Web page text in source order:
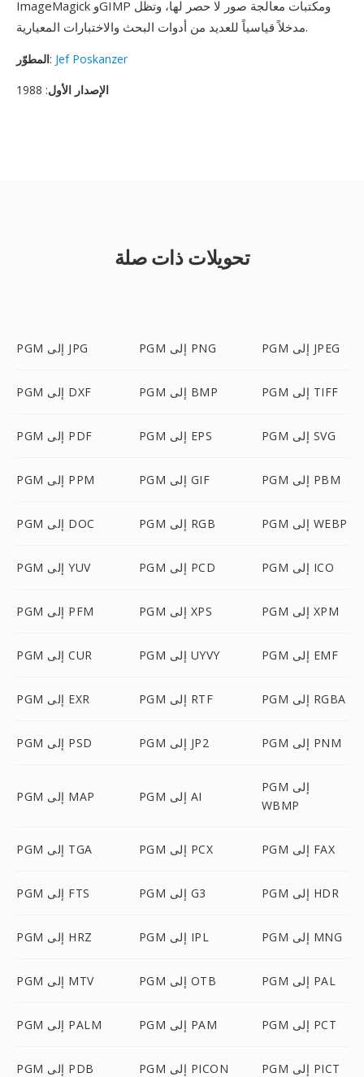
ImageMagick وGIMP ومكتبات معالجة صور لا حصر لها، وتظل
مدخلاً قياسياً للعديد من أدوات البحث والاختبارات المعيارية.
المطوّر: Jef Poskanzer
الإصدار الأول: 1988
تحويلات ذات صلة
PGM إلى JPG PGM إلى PNG PGM إلى JPEG
PGM إلى DXF PGM إلى BMP PGM إلى TIFF
PGM إلى PDF PGM إلى EPS PGM إلى SVG
PGM إلى PPM PGM إلى GIF PGM إلى PBM
PGM إلى DOC PGM إلى RGB PGM إلى WEBP
PGM إلى YUV PGM إلى PCD PGM إلى ICO
PGM إلى PFM PGM إلى XPS PGM إلى XPM
PGM إلى CUR PGM إلى UYVY PGM إلى EMF
PGM إلى EXR PGM إلى RTF PGM إلى RGBA
PGM إلى PSD PGM إلى JP2 PGM إلى PNM
PGM إلى MAP PGM إلى AI
PGM إلى
WBMP
PGM إلى TGA PGM إلى PCX PGM إلى FAX
PGM إلى FTS PGM إلى G3 PGM إلى HDR
PGM إلى HRZ PGM إلى IPL PGM إلى MNG
PGM إلى MTV PGM إلى OTB PGM إلى PAL
PGM إلى PALM PGM إلى PAM PGM إلى PCT
PGM إلى PDB PGM إلى PICON PGM إلى PICT